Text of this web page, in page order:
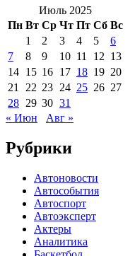
Июль 2025
Пн Вт Ср Чт Пт Сб Вс
1
2 3 4 5
6
7
8 9 10 11 12 13
14 15 16 17 18 19 20
21
22 23 24 25 26 27
28 29 30 31
« Июн
Авг »
Рубрики
Автоновости
Автособытия
Автоспорт
Автоэксперт
Актеры
Аналитика